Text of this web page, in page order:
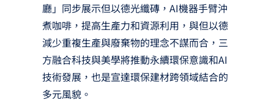
廳」同步展示但以德光纖磚，AI機器手臂沖
煮咖啡，提高生產力和資源利用，與但以德
減少重複生產與廢棄物的理念不謀而合，三
方融合科技與美學將推動永續環保意識和AI
技術發展，也是宣達環保建材跨領域結合的
多元風貌。